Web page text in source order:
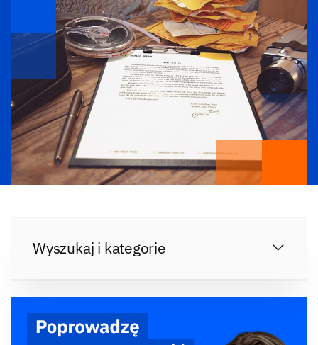
Wyszukaj i kategorie